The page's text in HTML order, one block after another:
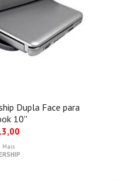
Dupla Face para
10''
Mais